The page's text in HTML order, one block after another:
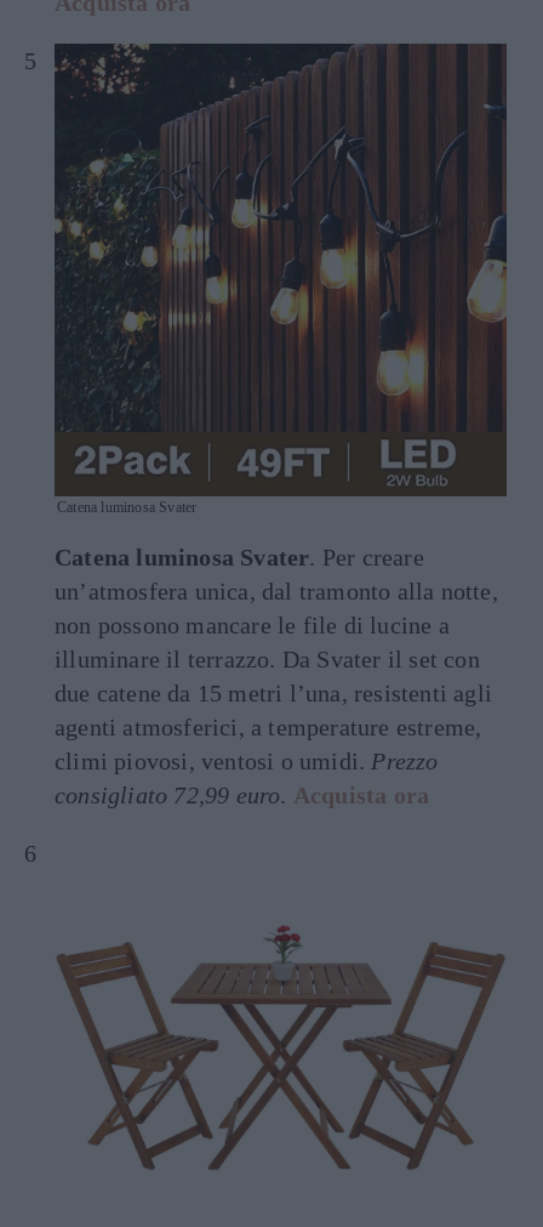
Catena luminosa Svater
Catena luminosa Svater. Per creare
un’atmosfera unica, dal tramonto alla notte,
non possono mancare le file di lucine a
illuminare il terrazzo. Da Svater il set con
due catene da 15 metri l’una, resistenti agli
agenti atmosferici, a temperature estreme,
climi piovosi, ventosi o umidi. Prezzo
consigliato 72,99 euro. Acquista ora